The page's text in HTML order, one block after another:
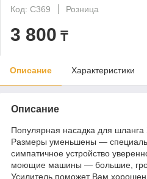
Код: C369
Розница
3 800 ₸
Описание Характеристики
Описание
Популярная насадка для шланга
Размеры уменьшены ―
симпатичное устройство
моющие машины ― большие,
Усилитель поможет Вам